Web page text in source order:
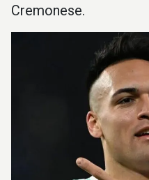
Cremonese.